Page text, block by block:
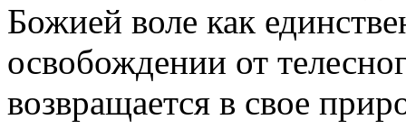
Божией воле как
освобождении от
возвращается в свое